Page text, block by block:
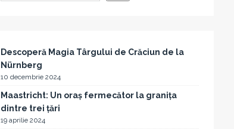
Descoperă Magia Târgului de Crăciun de la
Nürnberg
10 decembrie 2024
Maastricht: Un oraș fermecător la granița
dintre trei țări
19 aprilie 2024